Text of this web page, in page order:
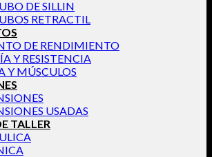
DE SILLIN
RETRACTIL
DE RENDIMIENTO
Y RESISTENCIA
Y MÚSCULOS
USADAS
TALLER